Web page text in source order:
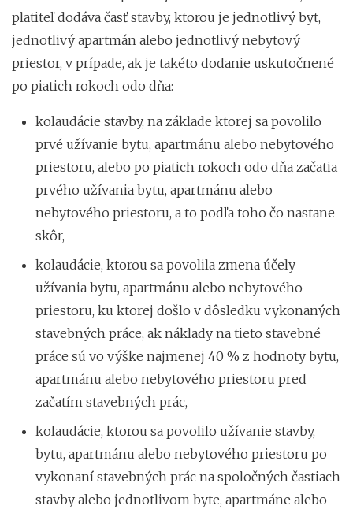
platiteľ dodáva časť stavby, ktorou je jednotlivý byt,
jednotlivý apartmán alebo jednotlivý nebytový
priestor, v prípade, ak je takéto dodanie uskutočnené
po piatich rokoch odo dňa:
kolaudácie stavby, na základe ktorej sa povolilo
prvé užívanie bytu, apartmánu alebo nebytového
priestoru, alebo po piatich rokoch odo dňa začatia
prvého užívania bytu, apartmánu alebo
nebytového priestoru, a to podľa toho čo nastane
skôr,
kolaudácie, ktorou sa povolila zmena účely
užívania bytu, apartmánu alebo nebytového
priestoru, ku ktorej došlo v dôsledku vykonaných
stavebných práce, ak náklady na tieto stavebné
práce sú vo výške najmenej 40 % z hodnoty bytu,
apartmánu alebo nebytového priestoru pred
začatím stavebných prác,
kolaudácie, ktorou sa povolilo užívanie stavby,
bytu, apartmánu alebo nebytového priestoru po
vykonaní stavebných prác na spoločných častiach
stavby alebo jednotlivom byte, apartmáne alebo